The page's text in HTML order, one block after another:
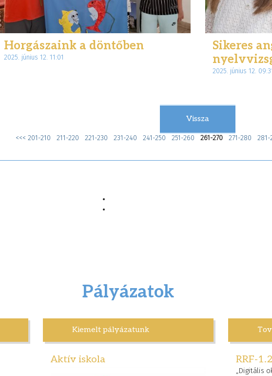
Horgászaink a döntőben
2025. június 12. 11:01
Sikeres
2025. június 12.
Vissza
<<< 201-210 211-220 221-230 231-240 241-250 251-260 261-270 271-280 281-
Pályázatok
Kiemelt pályázatunk
Aktív iskola RRF-
„Digitális